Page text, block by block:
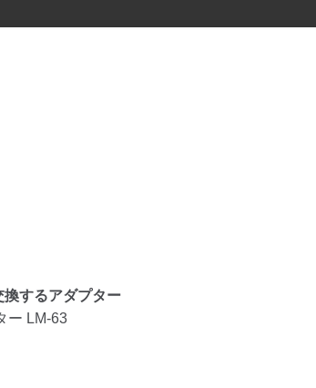
換するアダプター
ー LM-63